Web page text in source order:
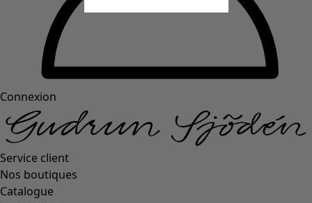
Connexion
Service client
Nos boutiques
Catalogue